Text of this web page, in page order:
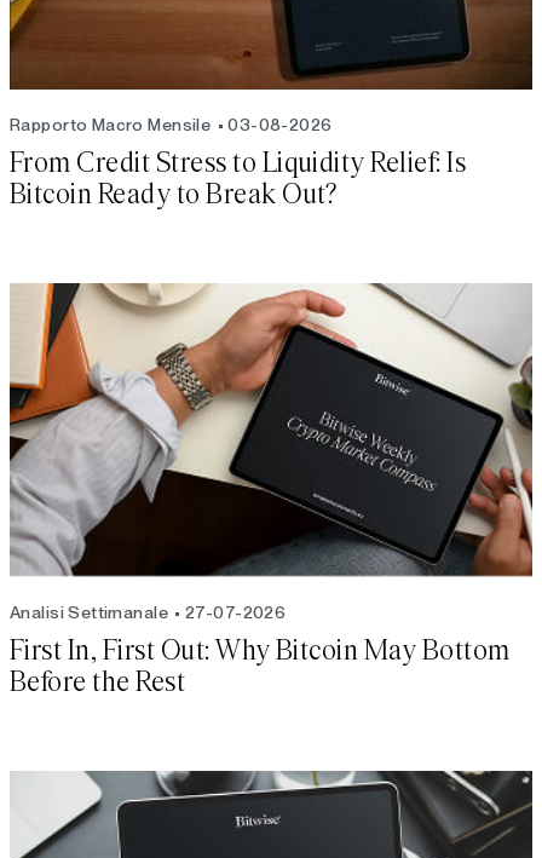
Rapporto Macro Mensile 03-08-2026
From Credit Stress to Liquidity Relief: Is
Bitcoin Ready to Break Out?
Analisi Settimanale 27-07-2026
First In, First Out: Why Bitcoin May Bottom
Before the Rest